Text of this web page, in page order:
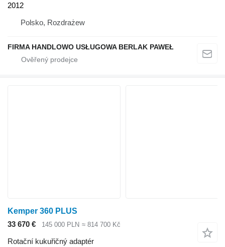
2012
Polsko, Rozdrażew
FIRMA HANDLOWO USŁUGOWA BERLAK PAWEŁ
Kemper 360 PLUS
33 670 €
145 000 PLN ≈ 814 700 Kč
Rotační kukuřičný adaptér